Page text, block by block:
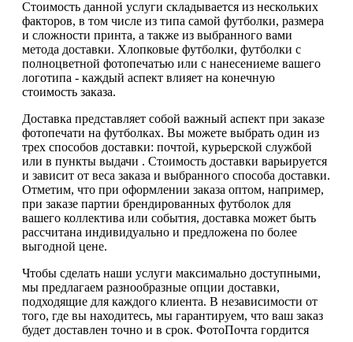
Стоимость данной услуги складывается из нескольких
факторов, в том числе из типа самой футболки, размера
и сложности принта, а также из выбранного вами
метода доставки. Хлопковые футболки, футболки с
полноцветной фотопечатью или с нанесениеме вашего
логотипа - каждый аспект влияет на конечную
стоимость заказа.
Доставка представляет собой важный аспект при заказе
фотопечати на футболках. Вы можете выбрать один из
трех способов доставки: почтой, курьерской службой
или в пункты выдачи . Стоимость доставки варьируется
и зависит от веса заказа и выбранного способа доставки.
Отметим, что при оформлении заказа оптом, например,
при заказе партии брендированных футболок для
вашего коллектива или события, доставка может быть
рассчитана индивидуально и предложена по более
выгодной цене.
Чтобы сделать наши услуги максимально доступными,
мы предлагаем разнообразные опции доставки,
подходящие для каждого клиента. В независимости от
того, где вы находитесь, мы гарантируем, что ваш заказ
будет доставлен точно и в срок. ФотоПочта гордится